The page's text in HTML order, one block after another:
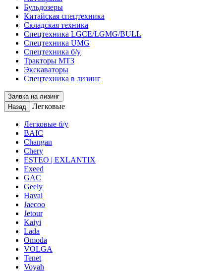
Бульдозеры
Китайская спецтехника
Складская техника
Спецтехника LGCE/LGMG/BULL
Спецтехника UMG
Спецтехника б/у
Тракторы МТЗ
Экскаваторы
Спецтехника в лизинг
Заявка на лизинг
Назад
Легковые
Легковые б/у
BAIC
Changan
Chery
ESTEO | EXLANTIX
Exeed
GAC
Geely
Haval
Jaecoo
Jetour
Kaiyi
Lada
Omoda
VOLGA
Tenet
Voyah